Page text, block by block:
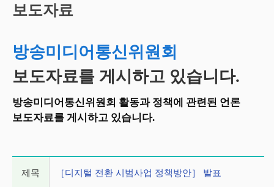
시
작
보도자료
방송미디어통신위원회
보도자료를 게시하고 있습니다.
방송미디어통신위원회 활동과 정책에 관련된 언론
보도자료를 게시하고 있습니다.
제목 ［디지털 전환 시범사업 정책방안］ 발표